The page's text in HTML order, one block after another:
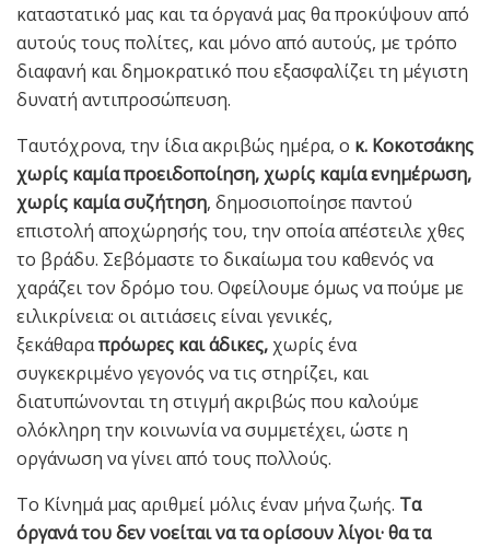
καταστατικό μας και τα όργανά μας θα προκύψουν από
αυτούς τους πολίτες, και μόνο από αυτούς, με τρόπο
διαφανή και δημοκρατικό που εξασφαλίζει τη μέγιστη
δυνατή αντιπροσώπευση.
Ταυτόχρονα, την ίδια ακριβώς ημέρα, ο κ. Κοκοτσάκης
χωρίς καμία προειδοποίηση, χωρίς καμία ενημέρωση,
χωρίς καμία συζήτηση, δημοσιοποίησε παντού
επιστολή αποχώρησής του, την οποία απέστειλε χθες
το βράδυ. Σεβόμαστε το δικαίωμα του καθενός να
χαράζει τον δρόμο του. Οφείλουμε όμως να πούμε με
ειλικρίνεια: οι αιτιάσεις είναι γενικές,
ξεκάθαραπρόωρες και άδικες, χωρίς ένα
συγκεκριμένο γεγονός να τις στηρίζει, και
διατυπώνονται τη στιγμή ακριβώς που καλούμε
ολόκληρη την κοινωνία να συμμετέχει, ώστε η
οργάνωση να γίνει από τους πολλούς.
Το Κίνημά μας αριθμεί μόλις έναν μήνα ζωής. Τα
όργανά του δεν νοείται να τα ορίσουν λίγοι· θα τα